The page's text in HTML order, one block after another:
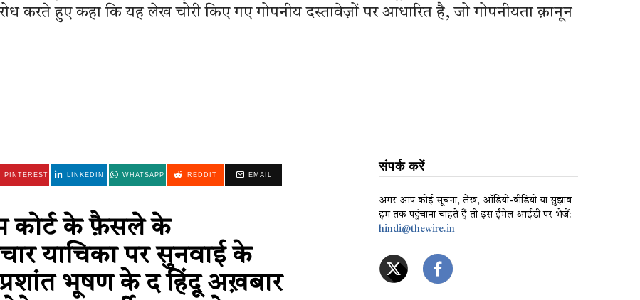
करते हुए कहा कि यह लेख चोरी किए गए गोपनीय दस्तावेज़ों पर आधारित है, जो गोपनीयता क़ानून
PINTEREST LINKEDIN WHATSAPP REDDIT EMAIL
कोर्ट के फ़ैसले के
याचिका पर सुनवाई के
प्रशांत भूषण के द हिंदू अख़बार
संपर्क करें
अगर आप कोई सूचना, लेख, ऑडियो-वीडियो या सुझाव
हम तक पहुंचाना चाहते हैं तो इस ईमेल आईडी पर भेजें:
hindi@thewire.in